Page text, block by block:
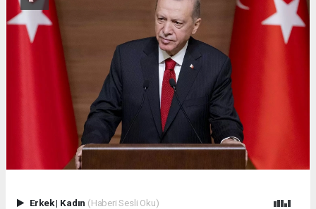
Erkek| Kadın (Haberi Sesli Oku)